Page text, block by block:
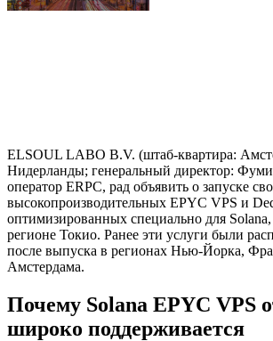
ELSOUL LABO B.V. (штаб-квартира:
Нидерланды; генеральный директор:
оператор ERPC, рад объявить о запуске
высокопроизводительных EPYC VPS и
оптимизированных специально для
регионе Токио. Ранее эти услуги были
после выпуска в регионах Нью-Йорка,
Амстердама.
Почему Solana EPYC VPS
широко поддерживается